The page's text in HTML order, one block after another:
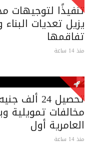
تنفيذًا
يزيل تعديات
تفاقمها
منذ 14 ساعة
تحصيل 24
مخالفات
العامرية أول
منذ 14 ساعة